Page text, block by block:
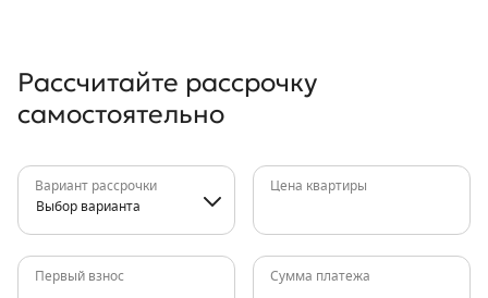
Рассчитайте рассрочку
самостоятельно
Вариант рассрочки
Выбор варианта
Цена квартиры
Первый взнос Сумма платежа